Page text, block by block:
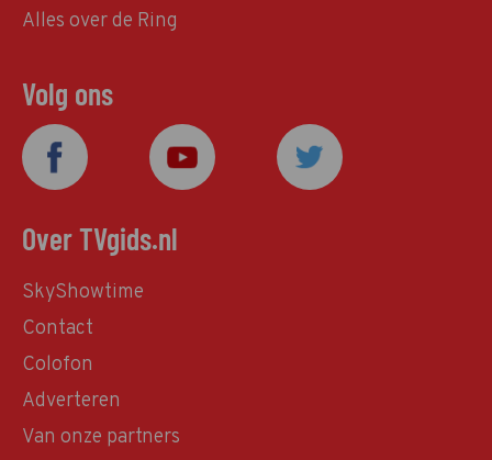
Alles over de Ring
Volg ons
Over TVgids.nl
SkyShowtime
Contact
Colofon
Adverteren
Van onze partners